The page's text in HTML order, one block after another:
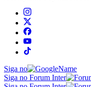
Siga no
Siga no Forum Inter